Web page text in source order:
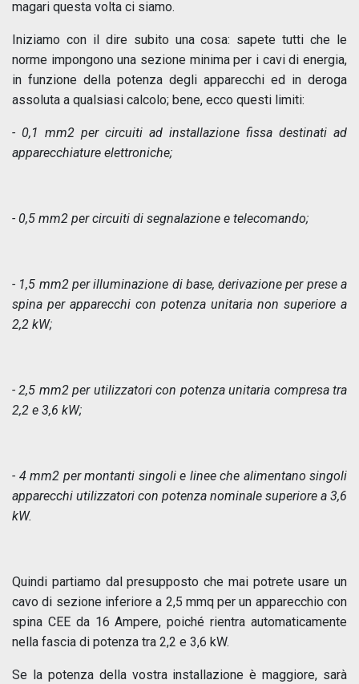
magari questa volta ci siamo.
Iniziamo con il dire subito una cosa: sapete tutti che le
norme impongono una sezione minima per i cavi di energia,
in funzione della potenza degli apparecchi ed in deroga
assoluta a qualsiasi calcolo; bene, ecco questi limiti:
- 0,1 mm2 per circuiti ad installazione fissa destinati ad
apparecchiature elettroniche;
- 0,5 mm2 per circuiti di segnalazione e telecomando;
- 1,5 mm2 per illuminazione di base, derivazione per prese a
spina per apparecchi con potenza unitaria non superiore a
2,2 kW;
- 2,5 mm2 per utilizzatori con potenza unitaria compresa tra
2,2 e 3,6 kW;
- 4 mm2 per montanti singoli e linee che alimentano singoli
apparecchi utilizzatori con potenza nominale superiore a 3,6
kW.
Quindi partiamo dal presupposto che mai potrete usare un
cavo di sezione inferiore a 2,5 mmq per un apparecchio con
spina CEE da 16 Ampere, poiché rientra automaticamente
nella fascia di potenza tra 2,2 e 3,6 kW.
Se la potenza della vostra installazione è maggiore, sarà